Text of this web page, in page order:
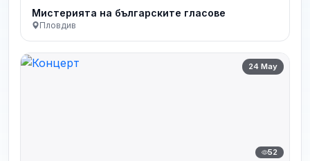
Мистерията на българските гласове
Пловдив
24 May
52